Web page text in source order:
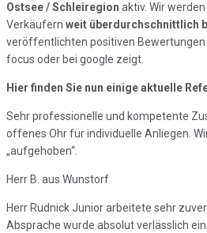
Ostsee / Schleiregion aktiv. Wir
Verkäufern weit überdurchschnittlich
veröffentlichten positiven
focus oder bei google zeigt.
Hier finden Sie nun einige aktuelle
Sehr professionelle und kompetente
offenes Ohr für individuelle Anliegen.
„aufgehoben“.
Herr B. aus Wunstorf
Herr Rudnick Junior arbeitete sehr
Absprache wurde absolut verlässlich